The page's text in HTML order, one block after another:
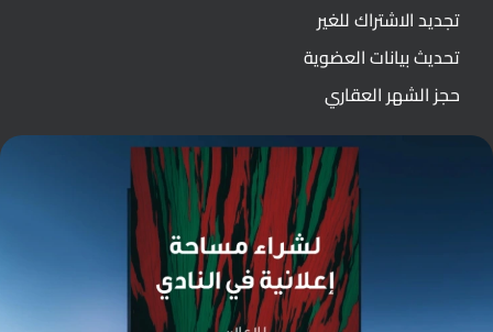
تجديد الاشتراك للغير
تحديث بيانات العضوية
حجز الشهر العقاري